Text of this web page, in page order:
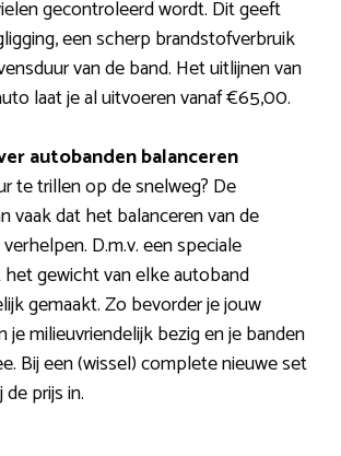
gecontroleerd wordt. Dit geeft
een scherp brandstofverbruik
van de band. Het uitlijnen van
laat je al uitvoeren vanaf €65,00.
autobanden balanceren
te trillen op de snelweg? De
vaak dat het balanceren van de
D.m.v. een speciale
gewicht van elke autoband
gemaakt. Zo bevorder je jouw
je milieuvriendelijk bezig en je banden
Bij een (wissel) complete nieuwe set
prijs in.